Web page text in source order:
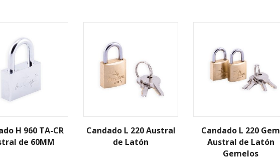
H 960 TA-CR
de 60MM
Candado L 220 Austral
de Latón
Candado L 220 Gem
Austral de Latón
Gemelos